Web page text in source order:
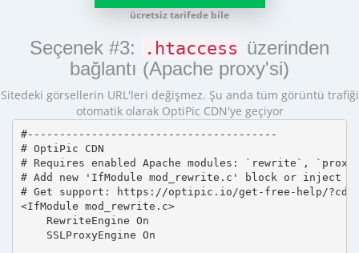
ücretsiz tarifede bile
Seçenek #3: .htaccess üzerinden
bağlantı (Apache proxy'si)
Sitedeki görsellerin URL'leri değişmez. Şu anda tüm görüntü trafiği
otomatik olarak OptiPic CDN'ye geçiyor
#---------------------------------------
# OptiPic CDN
# Requires enabled Apache modules: `rewrite`,
# Add new 'IfModule mod_rewrite.c' block or inject
# Get support: https://optipic.io/get-free-help/
<IfModule mod_rewrite.c>
    RewriteEngine On
    SSLProxyEngine On